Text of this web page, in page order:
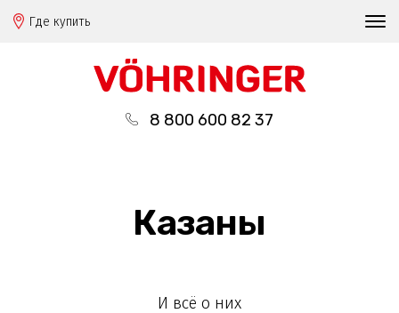
Где купить
8 800 600 82 37
Казаны
И всё о них